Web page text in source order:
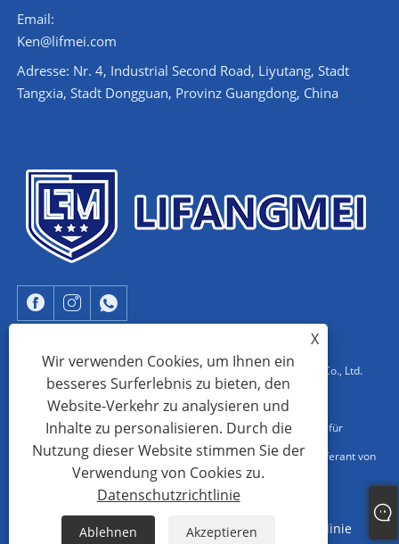
Email:
Ken@lifmei.com
Adresse: Nr. 4, Industrial Second Road, Liyutang, Stadt
Tangxia, Stadt Dongguan, Provinz Guangdong, China
Copyright © 2023 Dongguan Lifangmei Electronic Technology Co., Ltd.
Alle Rechte vorbehalten.
Hersteller von EAS-Systemen in China, EAS-AM-System, Fabrik für
Drehkreuze mit Drehbarriere, EAS-Aluminium-AM-System, Lieferant von
Sitemap XML Datenschutzrichtlinie
X
Wir verwenden Cookies, um Ihnen ein
besseres Surferlebnis zu bieten, den
Website-Verkehr zu analysieren und
Inhalte zu personalisieren. Durch die
Nutzung dieser Website stimmen Sie der
Verwendung von Cookies zu.
Datenschutzrichtlinie
Ablehnen Akzeptieren